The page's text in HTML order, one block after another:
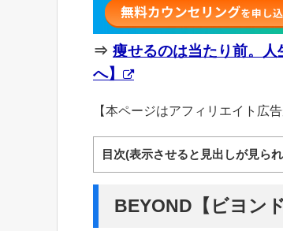
⇒ 痩せるのは当たり前。
へ】
【本ページはアフィリエイト広
目次(表示させると見出しが見ら
BEYOND【ビヨン